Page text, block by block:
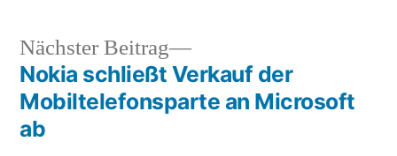
Beitragsnavigation
Nächster Beitrag
Nächster
Beitrag:
Nokia schließt Verkauf der
Mobiltelefonsparte an Microsoft
ab